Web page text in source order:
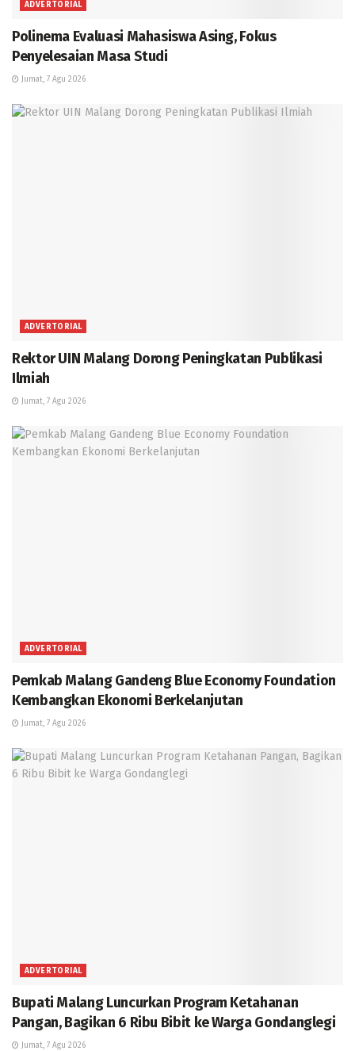
ADVERTORIAL
Polinema Evaluasi Mahasiswa Asing, Fokus
Penyelesaian Masa Studi
Jumat, 7 Agu 2026
ADVERTORIAL
Rektor UIN Malang Dorong Peningkatan Publikasi
Ilmiah
Jumat, 7 Agu 2026
ADVERTORIAL
Pemkab Malang Gandeng Blue Economy Foundation
Kembangkan Ekonomi Berkelanjutan
Jumat, 7 Agu 2026
ADVERTORIAL
Bupati Malang Luncurkan Program Ketahanan
Pangan, Bagikan 6 Ribu Bibit ke Warga Gondanglegi
Jumat, 7 Agu 2026